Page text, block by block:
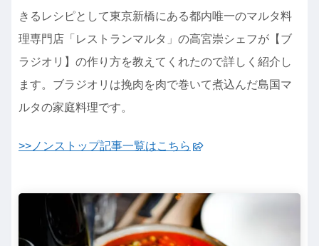
きるレシピとして東京新橋にある都内唯一のマルタ料
理専門店「レストランマルタ」の高宮崇シェフが【ブ
ラジオリ】の作り方を教えてくれたので詳しく紹介し
ます。ブラジオリは挽肉を肉で巻いて煮込んだ島国マ
ルタの家庭料理です。
>>ノンストップ記事一覧はこちら